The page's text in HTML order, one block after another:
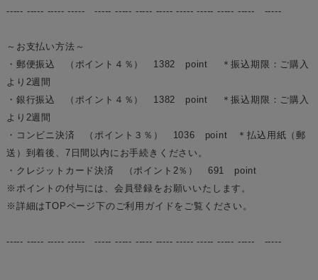
----- ----- ----- ----- ----- ----- ----- ----- ----- ----- ----- ----- -----
～お支払い方法～
・郵便振込 （ポイント４％） 1382 point ＊振込期限：ご購入
より2週間
・銀行振込 （ポイント４％） 1382 point ＊振込期限：ご購入
より2週間
・コンビニ決済 （ポイント３％） 1036 point ＊払込用紙（郵
送）到着後、7日間以内にお手続きください。
・クレジットカード決済 （ポイント2％） 691 point
※ポイントの付与には、会員登録をお願いいたします。
※詳細はTOPページ下のご利用ガイドをご覧ください。
----- ----- ----- ----- ----- ----- ----- ----- ----- ----- ----- ----- -----